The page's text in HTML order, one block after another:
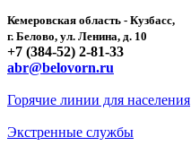
Кемеровская область - Кузбасс,
г. Белово, ул. Ленина, д. 10
+7 (384-52) 2-81-33
abr@belovorn.ru
Горячие линии для населения
Экстренные службы